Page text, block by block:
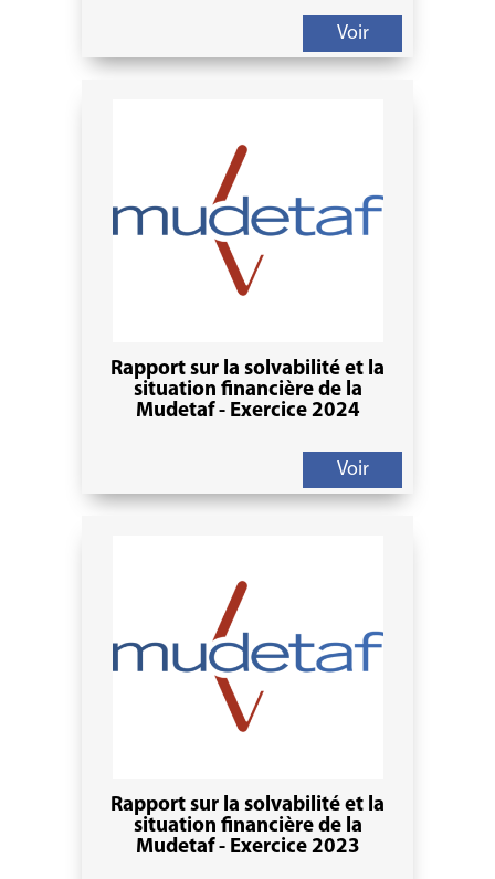
Voir
Rapport sur la solvabilité et la
situation financière de la
Mudetaf - Exercice 2024
Voir
Rapport sur la solvabilité et la
situation financière de la
Mudetaf - Exercice 2023